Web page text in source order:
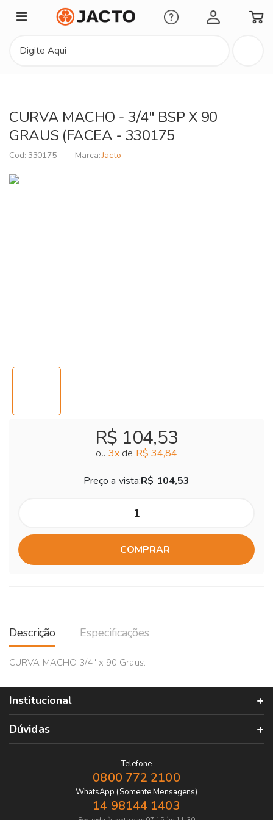
Minha Conta
CURVA MACHO - 3/4" BSP X 90
GRAUS (FACEA - 330175
330175 Jacto
R$ 104,53
ou 3x de R$ 34,84
Preço a vista:R$ 104,53
COMPRAR
Descrição Especificações
CURVA MACHO 3/4" x 90 Graus.
Institucional
Dúvidas
Telefone
0800 772 2100
WhatsApp (Somente Mensagens)
14 98144 1403